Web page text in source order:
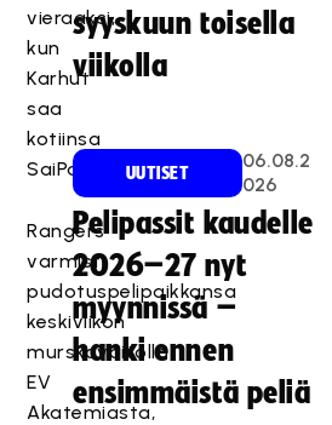
vieraaksi,
kun
Karhut
saa
kotiinsa
SaiPan.
Rangers
varmisti
pudotuspelipaikkansa
keskiviikon
murskavoitolla
EV
Akatemiasta,
syyskuun toisella
viikolla
UUTISET
06.08.2
026
Pelipassit kaudelle
2026–27 nyt
myynnissä –
hanki ennen
ensimmäistä peliä